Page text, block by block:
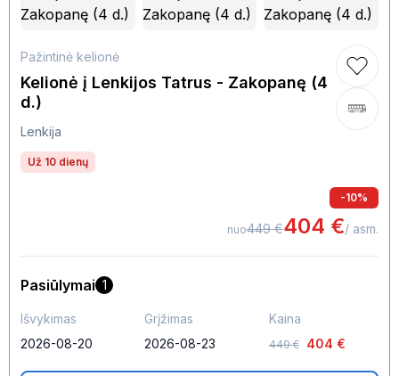
Pažintinė kelionė
Kelionė į Lenkijos Tatrus - Zakopanę (4
d.)
Lenkija
Už 10 dienų
-10%
nuo449 €404 €/ asm.
Pasiūlymai 1
Išvykimas Grįžimas
Kaina
2026-08-20
2026-08-23 449 € 404 €